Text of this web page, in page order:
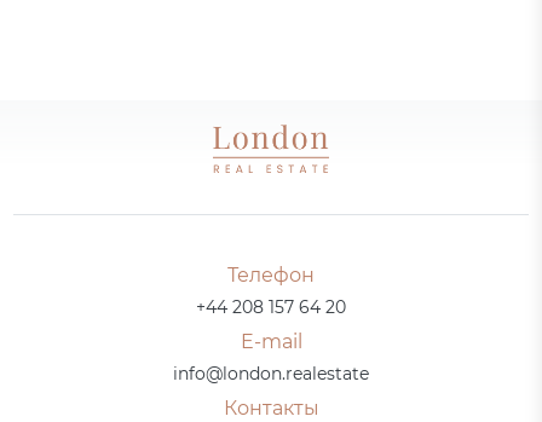
Телефон
+44 208 157 64 20
E-mail
info@london.realestate
Контакты